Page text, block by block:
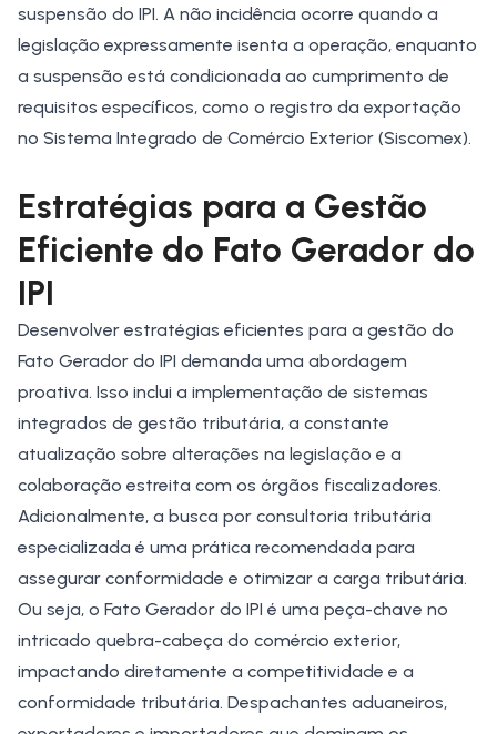
suspensão do IPI. A não incidência ocorre quando a
legislação expressamente isenta a operação, enquanto
a suspensão está condicionada ao cumprimento de
requisitos específicos, como o registro da exportação
no Sistema Integrado de Comércio Exterior (Siscomex).
Estratégias para a Gestão
Eficiente do Fato Gerador do
IPI
Desenvolver estratégias eficientes para a gestão do
Fato Gerador do IPI demanda uma abordagem
proativa. Isso inclui a implementação de sistemas
integrados de gestão tributária, a constante
atualização sobre alterações na legislação e a
colaboração estreita com os órgãos fiscalizadores.
Adicionalmente, a busca por consultoria tributária
especializada é uma prática recomendada para
assegurar conformidade e otimizar a carga tributária.
Ou seja, o Fato Gerador do IPI é uma peça-chave no
intricado quebra-cabeça do comércio exterior,
impactando diretamente a competitividade e a
conformidade tributária. Despachantes aduaneiros,